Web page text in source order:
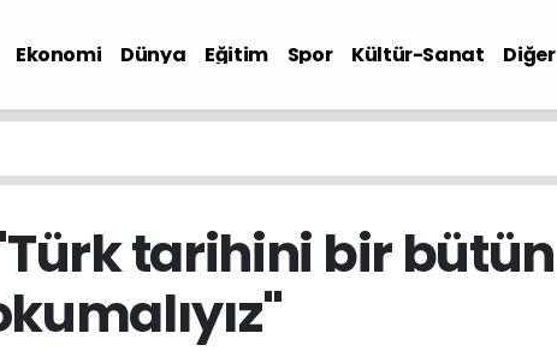
Ekonomi Dünya Eğitim Spor Kültür-Sanat Diğer
tarihini bir bütün